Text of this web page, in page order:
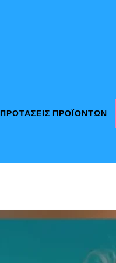
ΠΡΟΤΆΣΕΙΣ ΠΡΟΪΌΝΤΩΝ